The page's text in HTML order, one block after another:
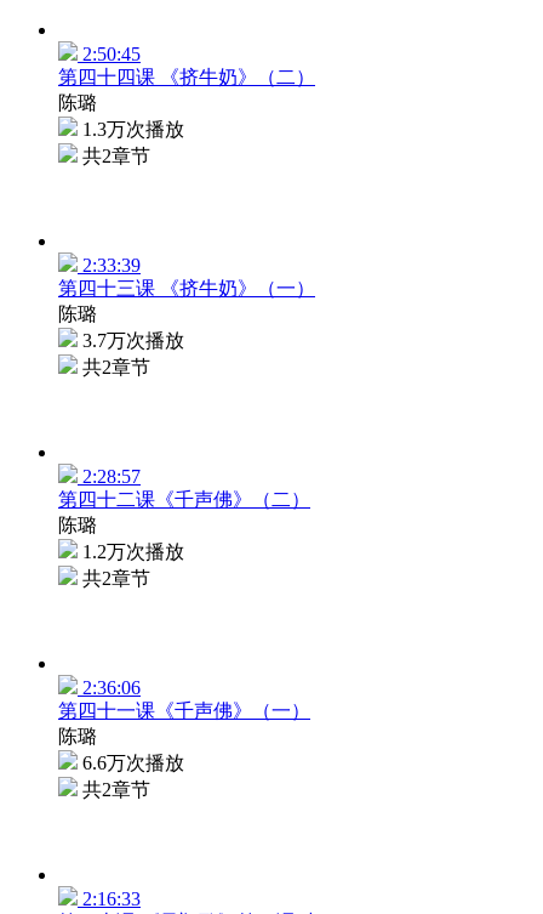
2:50:45
第四十四课 《挤牛奶》（二）
陈璐
1.3万次播放
共2章节
2:33:39
第四十三课 《挤牛奶》（一）
陈璐
3.7万次播放
共2章节
2:28:57
第四十二课《千声佛》（二）
陈璐
1.2万次播放
共2章节
2:36:06
第四十一课《千声佛》（一）
陈璐
6.6万次播放
共2章节
2:16:33